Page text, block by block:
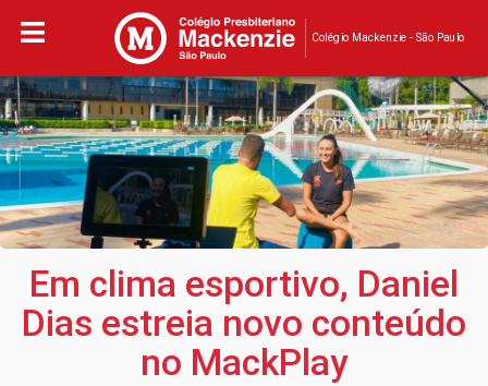
Colégio Mackenzie - São Paulo
Em clima esportivo, Daniel
Dias estreia novo conteúdo
no MackPlay